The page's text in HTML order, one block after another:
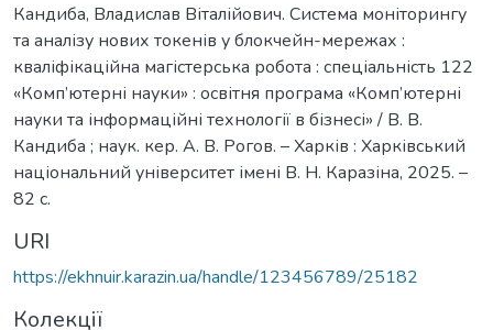
Кандиба, Владислав Віталійович. Система моніторингу
та аналізу нових токенів у блокчейн-мережах :
кваліфікаційна магістерська робота : спеціальність 122
«Комп’ютерні науки» : освітня програма «Комп’ютерні
науки та інформаційні технології в бізнесі» / В. В.
Кандиба ; наук. кер. А. В. Рогов. – Харків : Харківський
національний університет імені В. Н. Каразіна, 2025. –
82 с.
URI
https://ekhnuir.karazin.ua/handle/123456789/25182
Колекції